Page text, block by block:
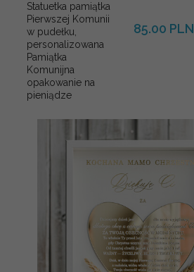
Statuetka pamiątka
Pierwszej Komunii
w pudełku,
personalizowana
Pamiątka
Komunijna
opakowanie na
pieniądze
85.00 PLN